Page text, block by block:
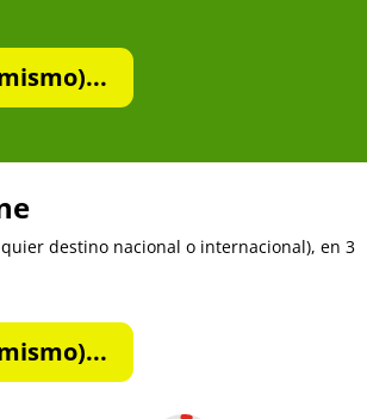
destino nacional o internacional), en 3